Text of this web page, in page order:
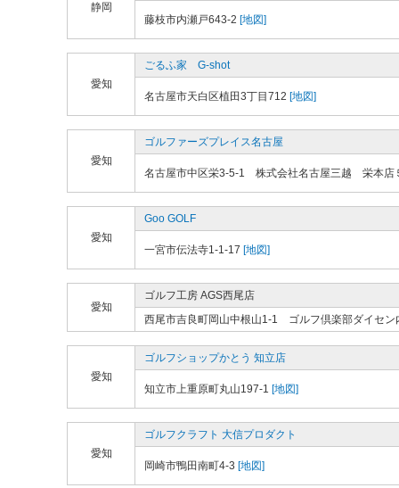
静岡
藤枝市内瀬戸643-2 [地図]
愛知
ごるふ家 G-shot
名古屋市天白区植田3丁目712 [地図]
愛知
ゴルファーズプレイス名古屋
名古屋市中区栄3-5-1 株式会社名古屋三越 栄本店
愛知
Goo GOLF
一宮市伝法寺1-1-17 [地図]
愛知
ゴルフ工房 AGS西尾店
西尾市吉良町岡山中根山1-1 ゴルフ倶楽部ダイセン
愛知
ゴルフショップかとう 知立店
知立市上重原町丸山197-1 [地図]
愛知
ゴルフクラフト 大信プロダクト
岡崎市鴨田南町4-3 [地図]